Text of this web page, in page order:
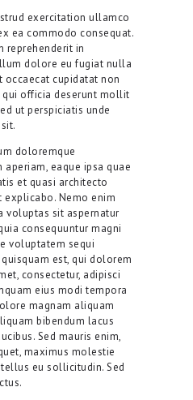
Times
exercitation ullamco
ea commodo consequat.
reprehenderit in
dolore eu fugiat nulla
occaecat cupidatat non
officia deserunt mollit
ut perspiciatis unde
doloremque
eaque ipsa quae
et quasi architecto
explicabo. Nemo enim
voluptas sit aspernatur
consequuntur magni
voluptatem sequi
est, qui dolorem
consectetur, adipisci
eius modi tempora
magnam aliquam
bibendum lacus
Sed mauris enim,
maximus molestie
eu sollicitudin. Sed